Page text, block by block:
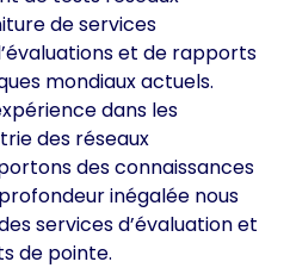
de services
et de rapports
mondiaux actuels.
dans les
des réseaux
des connaissances
inégalée nous
services d’évaluation et
de pointe.